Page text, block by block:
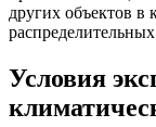
других объектов в
распределительных
Условия